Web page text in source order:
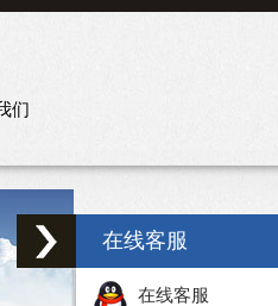
们
在线客服
在线客服